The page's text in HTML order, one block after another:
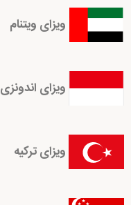
ویزای ویتنام
ویزای اندونزی
ویزای ترکیه